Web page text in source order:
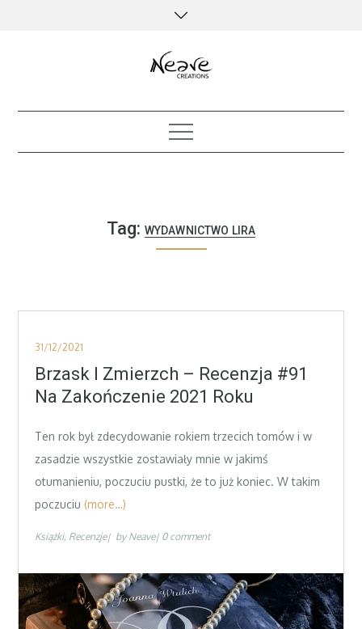
Tag: WYDAWNICTWO LIRA
Posted
on
31/12/2021
Brzask I Zmierzch – Recenzja #91
Na Zakończenie 2021 Roku
Ten rok był zdecydowanie rokiem trzecich tomów i w
zasadzie wszystkie zostawiały mnie w jakimś
otumanieniu, poczuciu pustki, że to już koniec. W takim
poczuciu (more…)
Książki Recenzje by Neave 0 comment